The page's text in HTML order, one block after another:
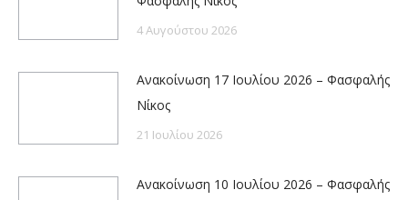
4 Αυγούστου 2026
Ανακοίνωση 17 Ιουλίου 2026 – Φασφαλής
Νίκος
21 Ιουλίου 2026
Ανακοίνωση 10 Ιουλίου 2026 – Φασφαλής